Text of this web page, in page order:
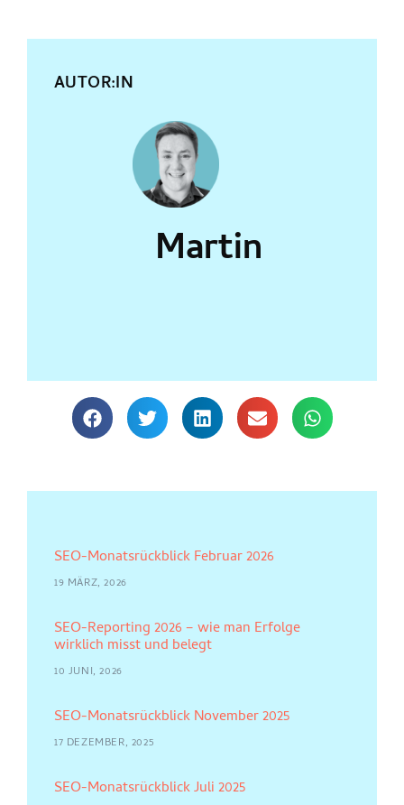
AUTOR:IN
Martin
SEO-Monatsrückblick Februar 2026
19 MÄRZ, 2026
SEO-Reporting 2026 – wie man Erfolge
wirklich misst und belegt
10 JUNI, 2026
SEO-Monatsrückblick November 2025
17 DEZEMBER, 2025
SEO-Monatsrückblick Juli 2025